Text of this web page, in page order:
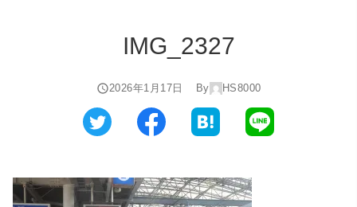
IMG_2327
2026年1月17日 By HS8000